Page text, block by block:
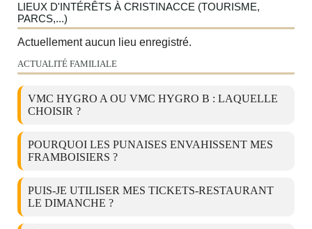
LIEUX D'INTÉRÊTS À CRISTINACCE (TOURISME,
PARCS,...)
Actuellement aucun lieu enregistré.
ACTUALITÉ FAMILIALE
VMC HYGRO A OU VMC HYGRO B : LAQUELLE
CHOISIR ?
POURQUOI LES PUNAISES ENVAHISSENT MES
FRAMBOISIERS ?
PUIS-JE UTILISER MES TICKETS-RESTAURANT
LE DIMANCHE ?